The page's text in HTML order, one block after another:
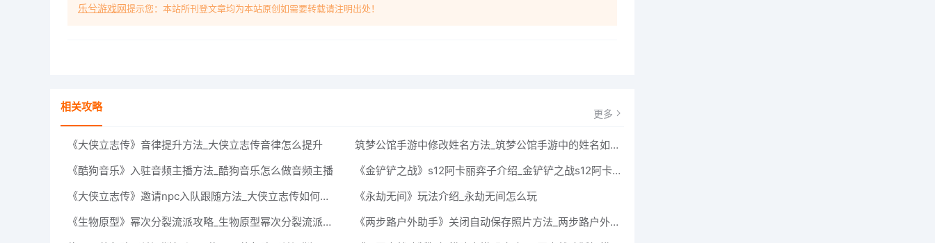
乐兮游戏网提示您：本站所刊登文章均为本站原创如需要转载请注明出处！
相关攻略 更多
《大侠立志传》音律提升方法_大侠立志传音律怎么提升
筑梦公馆手游中修改姓名方法_筑梦公馆手游中的姓名如何修改呢？
《酷狗音乐》入驻音频主播方法_酷狗音乐怎么做音频主播
《金铲铲之战》s12阿卡丽弈子介绍_金铲铲之战s12阿卡丽怎么样
《大侠立志传》邀请npc入队跟随方法_大侠立志传如何邀请npc入队跟随
《永劫无间》玩法介绍_永劫无间怎么玩
《生物原型》幂次分裂流派攻略_生物原型幂次分裂流派怎么玩
《两步路户外助手》关闭自动保存照片方法_两步路户外助手怎么关闭自动保存照片